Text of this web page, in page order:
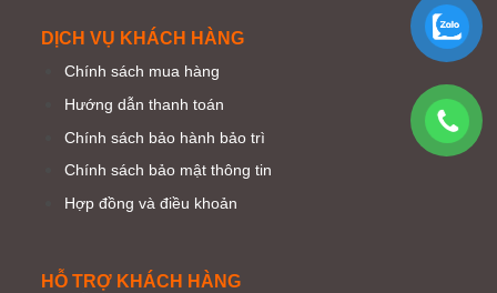
DỊCH VỤ KHÁCH HÀNG
Chính sách mua hàng
Hướng dẫn thanh toán
Chính sách bảo hành bảo trì
Chính sách bảo mật thông tin
Hợp đồng và điều khoản
HỖ TRỢ KHÁCH HÀNG